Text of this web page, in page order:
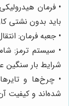
• فرمان
باید بدون نشتی
• جعبه فرمان:
• سیستم ترمز:
شرایط بار سنگین
• چرخ‌ها و
شده‌اند و کیفیت